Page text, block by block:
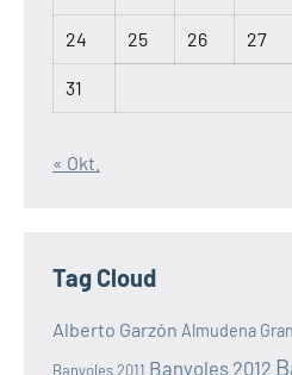
24 25 26 27
31
« Okt.
Tag Cloud
Alberto Garzón Almudena
Banyoles 2011 Banyoles 2012